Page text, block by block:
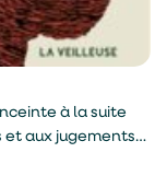
à la suite
et aux jugements